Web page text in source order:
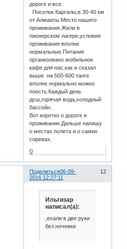
дороге и все.
Поселок Каргалы,в 30-40 км
от Алмааты.Место нашего
проживания.Жили в
пионерском лагере,условия
проживания вполне
нормальные.Питание
организовано мобильное
кафе для нас,как и сказал
выше .на 500-600 танге
вполне нормально можно
поесть.Каждый день
душ,горячая вода,холодный
бассейн.
Вот коротко о дороге и
проживание.Дальше напишу
о местах полета и о самих
соревах.
0
Поделиться 12
06-09-
2016 12:27:11
Ильгизар
написал(а):
,ехали в две руки
без ночевки